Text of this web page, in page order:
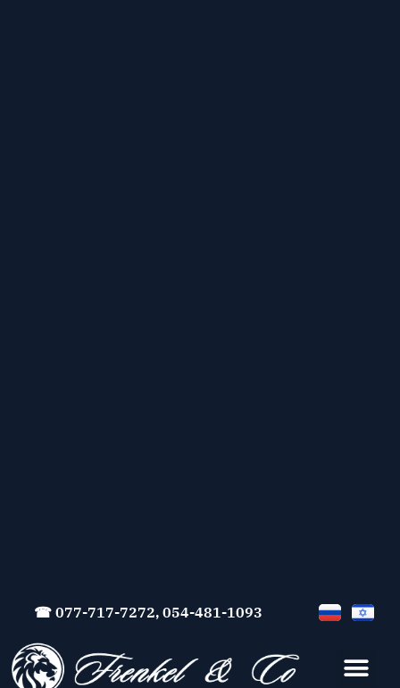
☎ 077-717-7272, 054-481-1093